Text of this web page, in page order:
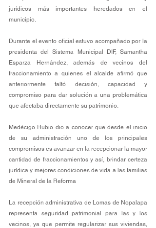
jurídicos más importantes heredados en el
municipio.
Durante el evento oficial estuvo acompañado por la
presidenta del Sistema Municipal DIF, Samantha
Esparza Hernández, además de vecinos del
fraccionamiento a quienes el alcalde afirmó que
anteriormente faltó decisión, capacidad y
compromiso para dar solución a una problemática
que afectaba directamente su patrimonio.
Medécigo Rubio dio a conocer que desde el inicio
de su administración uno de los principales
compromisos es avanzar en la recepcionar la mayor
cantidad de fraccionamientos y así, brindar certeza
jurídica y mejores condiciones de vida a las familias
de Mineral de la Reforma
La recepción administrativa de Lomas de Nopalapa
representa seguridad patrimonial para las y los
vecinos, ya que permite regularizar sus viviendas,